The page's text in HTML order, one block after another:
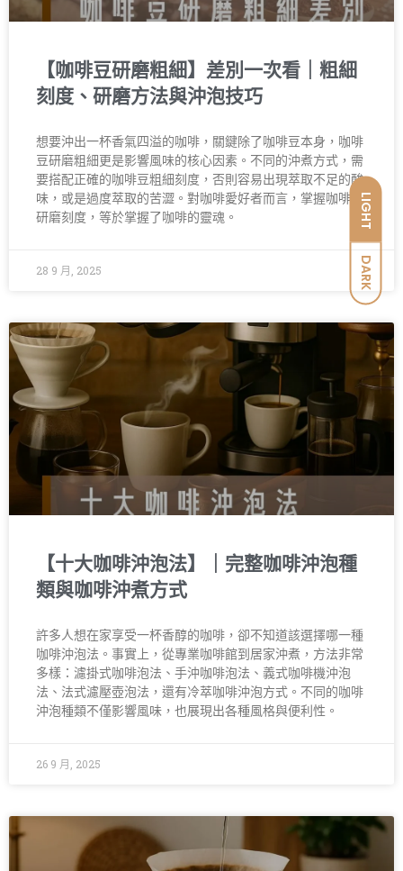
LIGHT
DARK
【咖啡豆研磨粗細】差別一次看｜粗細
刻度、研磨方法與沖泡技巧
想要沖出一杯香氣四溢的咖啡，關鍵除了咖啡豆本身，咖啡
豆研磨粗細更是影響風味的核心因素。不同的沖煮方式，需
要搭配正確的咖啡豆粗細刻度，否則容易出現萃取不足的酸
味，或是過度萃取的苦澀。對咖啡愛好者而言，掌握咖啡豆
研磨刻度，等於掌握了咖啡的靈魂。
28 9 月, 2025
【十大咖啡沖泡法】｜完整咖啡沖泡種
類與咖啡沖煮方式
許多人想在家享受一杯香醇的咖啡，卻不知道該選擇哪一種
咖啡沖泡法。事實上，從專業咖啡館到居家沖煮，方法非常
多樣：濾掛式咖啡泡法、手沖咖啡泡法、義式咖啡機沖泡
法、法式濾壓壺泡法，還有冷萃咖啡沖泡方式。不同的咖啡
沖泡種類不僅影響風味，也展現出各種風格與便利性。
26 9 月, 2025